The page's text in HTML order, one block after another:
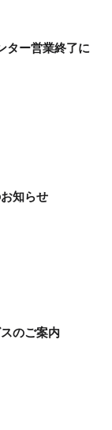
ター営業終了に
知らせ
のご案内